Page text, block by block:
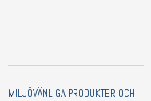
MILJÖVÄNLIGA PRODUKTER OCH